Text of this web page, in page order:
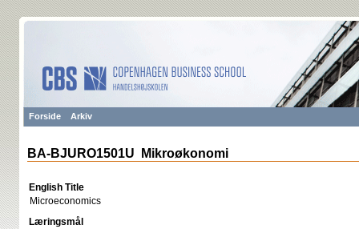
Forside Arkiv
BA-BJURO1501U Mikroøkonomi
English Title
Microeconomics
Læringsmål